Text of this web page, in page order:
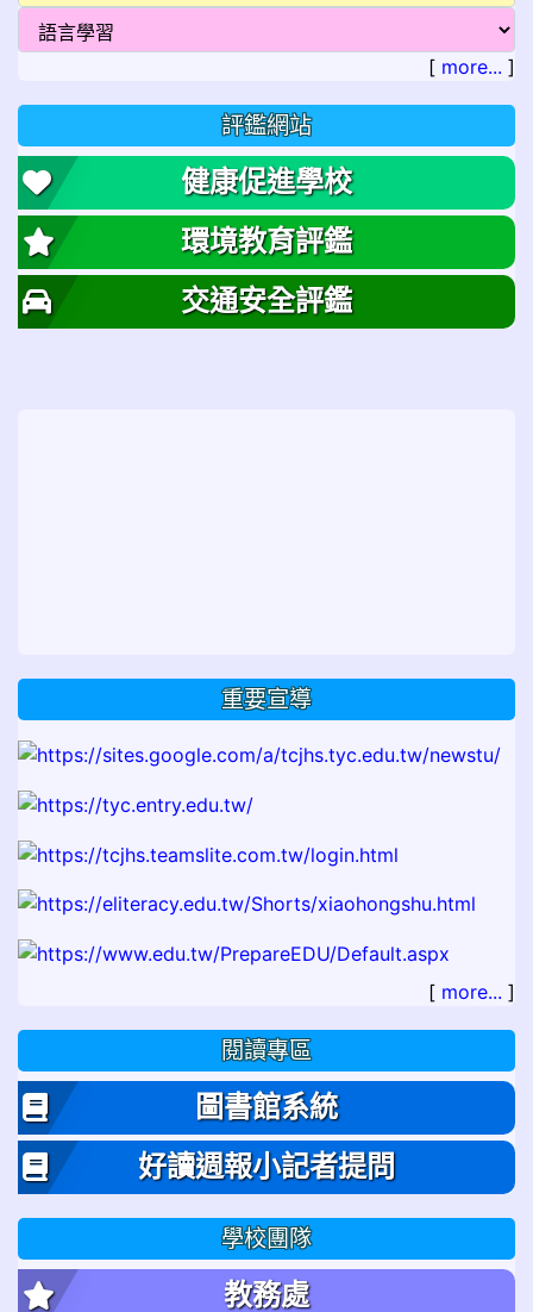
[ more... ]
評鑑網站
健康促進學校
環境教育評鑑
交通安全評鑑
重要宣導
[ more... ]
閱讀專區
圖書館系統
好讀週報小記者提問
學校團隊
教務處